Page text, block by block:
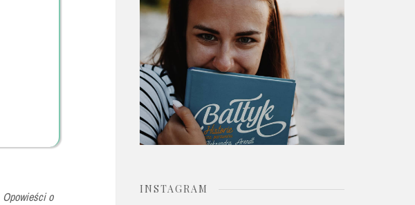
Opowieści o
o
r
:
INSTAGRAM